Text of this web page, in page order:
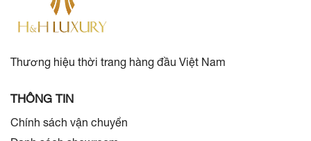
Thương hiệu thời trang hàng đầu Việt Nam
THÔNG TIN
Chính sách vận chuyển